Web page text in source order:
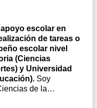
escolar en
de tareas o
escolar nivel
(Ciencias
y Universidad
Soy
de la
clases en primaria,